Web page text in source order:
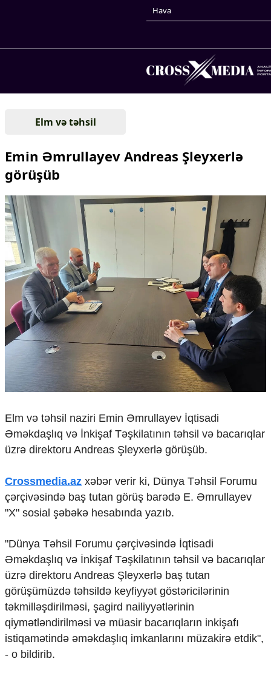
Hava
Xarici xəbərlər
Yaxın Şərq
Avropa
Amerika
Asiya
Afrika
Çarpaz baxış
Təhlil
Geosiyasi
İqtisadi
Sosioloji
Araşdırma
Multimedia
Foto
Video
İnfoqrafika
Podcast
Humanitar
Elm və təhsil
Mədəniyyət
Yüksəliş hekayəsi
Mədəniyyətimizin
Zəfər Diasporu
Səhiyyə
Ailə və uşaq
Turizm
İqtisadiyyat
Elm və təhsil
Emin Əmrullayev Andreas Şleyxerlə
görüşüb
Elm və təhsil naziri Emin Əmrullayev İqtisadi
Əməkdaşlıq və İnkişaf Təşkilatının təhsil və bacarıqlar
üzrə direktoru Andreas Şleyxerlə görüşüb.
Crossmedia.az xəbər verir ki, Dünya Təhsil Forumu
çərçivəsində baş tutan görüş barədə E. Əmrullayev
"X" sosial şəbəkə hesabında yazıb.
"Dünya Təhsil Forumu çərçivəsində İqtisadi
Əməkdaşlıq və İnkişaf Təşkilatının təhsil və bacarıqlar
üzrə direktoru Andreas Şleyxerlə baş tutan
görüşümüzdə təhsildə keyfiyyət göstəricilərinin
təkmilləşdirilməsi, şagird nailiyyətlərinin
qiymətləndirilməsi və müasir bacarıqların inkişafı
istiqamətində əməkdaşlıq imkanlarını müzakirə etdik",
- o bildirib.